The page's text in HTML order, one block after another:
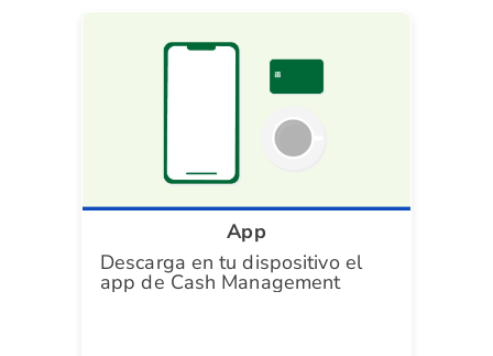
App
Descarga en tu dispositivo el
app de Cash Management